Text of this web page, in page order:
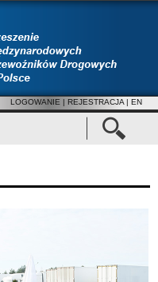
LOGOWANIE | REJESTRACJA | EN